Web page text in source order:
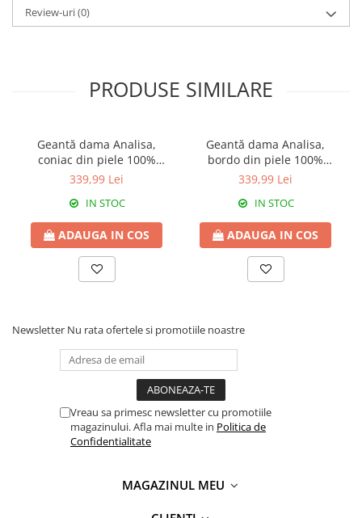
Review-uri(0)
PRODUSE SIMILARE
Geantă dama Analisa,
coniac din piele 100%
naturală 8117
339,99 Lei
IN STOC
ADAUGA IN COS
Geantă dama Analisa,
bordo din piele 100%
naturală 8117
339,99 Lei
IN STOC
ADAUGA IN COS
Newsletter Nu rata ofertele si promotiile noastre
Vreau sa primesc newsletter cu promotiile
magazinului. Afla mai multe in Politica de
Confidentialitate
MAGAZINUL MEU